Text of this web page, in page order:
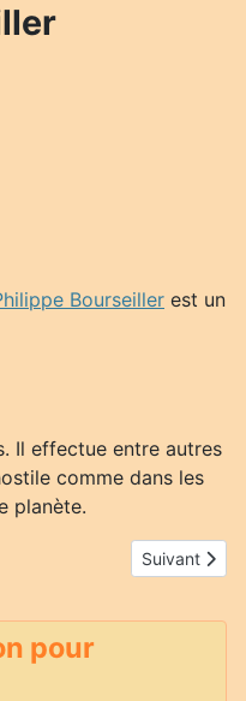
Bourseiller est un
Il effectue entre autres
comme dans les
planète.
Article
Suivant
pour